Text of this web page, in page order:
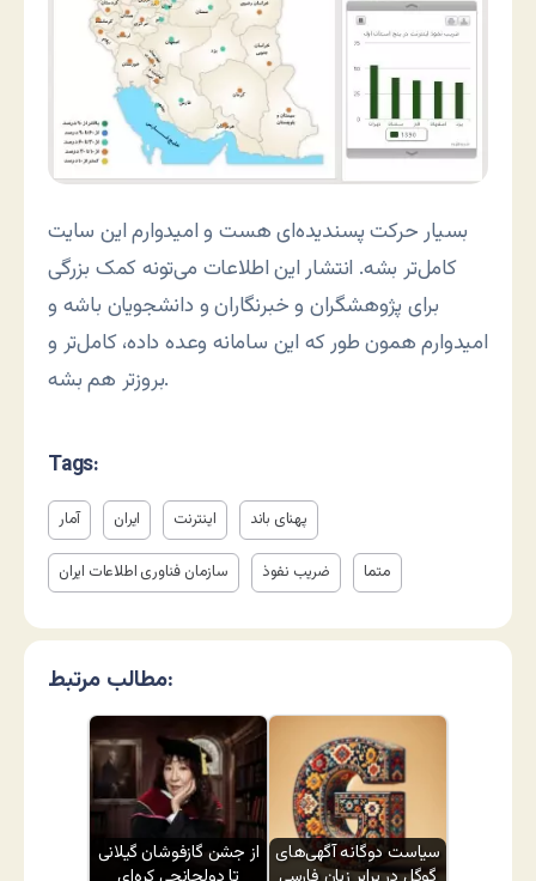
بسیار حرکت پسندیده‌ای هست و امیدوارم این سایت
کامل‌تر بشه. انتشار این اطلاعات می‌تونه کمک بزرگی
برای پژوهشگران و خبرنگاران و دانشجویان باشه و
امیدوارم همون طور که این سامانه وعده داده، کامل‌تر و
بروزتر هم بشه.
Tags:
آمار ایران اینترنت پهنای باند
سازمان فناوری اطلاعات ایران ضریب نفوذ متما
مطالب مرتبط:
از جشن گازفوشان گیلانی
سیاست دوگانه آگهی‌های